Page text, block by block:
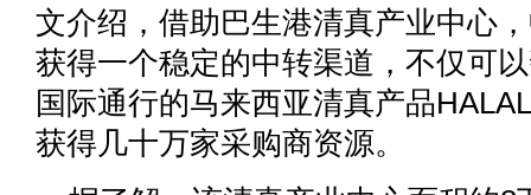
文介绍，借助巴生港清真产业中心
获得一个稳定的中转渠道，不仅可
国际通行的马来西亚清真产品
获得几十万家采购商资源。